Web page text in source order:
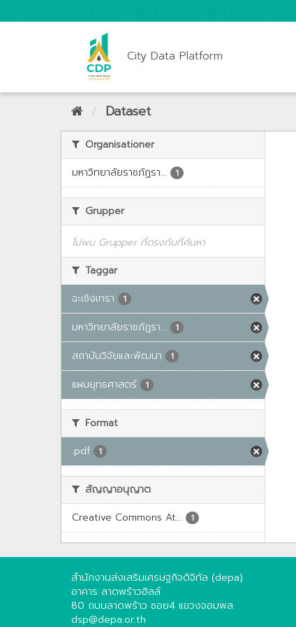
City Data Platform
Dataset
Organisationer
มหาวิทยาลัยราชภัฏรา...
1
Grupper
ไม่พบ Grupper ที่ตรงกับที่ค้นหา
Taggar
ฉะเชิงเทรา
1
มหาวิทยาลัยราชภัฏรา... 1
สถาบันวิจัยและพัฒนา 1
แผนยุทธศาสตร์ 1
Format
.pdf
1
สัญญาอนุญาต
Creative Commons At...
1
สำนักงานส่งเสริมเศรษฐกิจดิจิทัล (depa)
อาคาร ลาดพร้าวฮิลล์
80 ถนนลาดพร้าว ซอย4 แขวงจอมพล
dsp@depa.or.th